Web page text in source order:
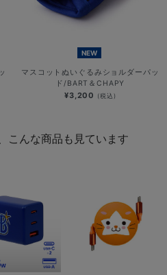
NEW
マスコットぬいぐるみショルダーパッ
ド/BART＆CHAPY
¥3,200 (税込)
こんな商品も見ています